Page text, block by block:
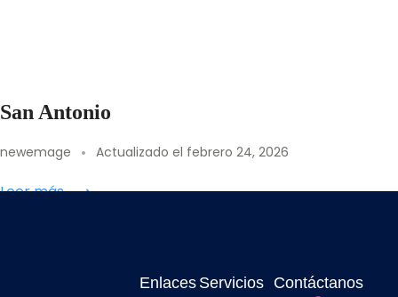
San Antonio
newemage Actualizado el febrero 24, 2026
Leer más
Servicios
Enlaces
Contáctanos